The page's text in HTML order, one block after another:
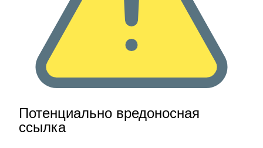
Потенциально вредоносная
ссылка